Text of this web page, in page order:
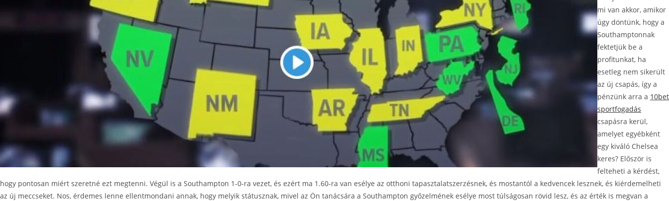
mi van akkor, amikor
úgy döntünk, hogy a
Southamptonnak
fektetjük be a
profitunkat, ha
esetleg nem sikerült
az új csapás, így a
pénzünk arra a 10bet
sportfogadás
csapásra kerül,
amelyet egyébként
egy kiváló Chelsea
keres? Először is
felteheti a kérdést,
hogy pontosan miért szeretné ezt megtenni. Végül is a Southampton 1-0-ra vezet, és ezért ma 1.60-ra van esélye az otthoni tapasztalatszerzésnek, és mostantól a kedvencek lesznek, és kiérdemelheti
az új meccseket. Nos, érdemes lenne ellentmondani annak, hogy melyik státusznak, mivel az Ön tanácsára a Southampton győzelmének esélye most túlságosan rövid lesz, és az érték is megvan a